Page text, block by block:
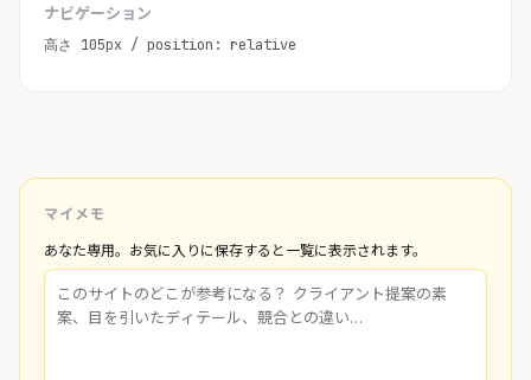
ナビゲーション
高さ 105px / position: relative
マイメモ
あなた専用。お気に入りに保存すると一覧に表示されます。